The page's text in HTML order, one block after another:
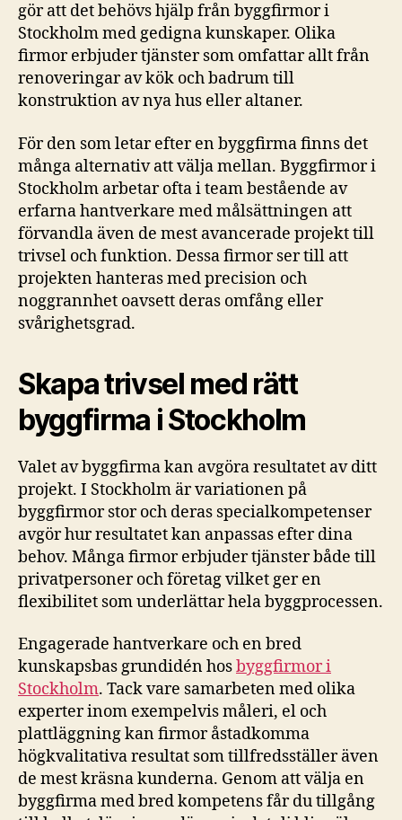
gör att det behövs hjälp från byggfirmor i
Stockholm med gedigna kunskaper. Olika
firmor erbjuder tjänster som omfattar allt från
renoveringar av kök och badrum till
konstruktion av nya hus eller altaner.
För den som letar efter en byggfirma finns det
många alternativ att välja mellan. Byggfirmor i
Stockholm arbetar ofta i team bestående av
erfarna hantverkare med målsättningen att
förvandla även de mest avancerade projekt till
trivsel och funktion. Dessa firmor ser till att
projekten hanteras med precision och
noggrannhet oavsett deras omfång eller
svårighetsgrad.
Skapa trivsel med rätt
byggfirma i Stockholm
Valet av byggfirma kan avgöra resultatet av ditt
projekt. I Stockholm är variationen på
byggfirmor stor och deras specialkompetenser
avgör hur resultatet kan anpassas efter dina
behov. Många firmor erbjuder tjänster både till
privatpersoner och företag vilket ger en
flexibilitet som underlättar hela byggprocessen.
Engagerade hantverkare och en bred
kunskapsbas grundidén hosbyggfirmor i
Stockholm. Tack vare samarbeten med olika
experter inom exempelvis måleri, el och
plattläggning kan firmor åstadkomma
högkvalitativa resultat som tillfredsställer även
de mest kräsna kunderna. Genom att välja en
byggfirma med bred kompetens får du tillgång